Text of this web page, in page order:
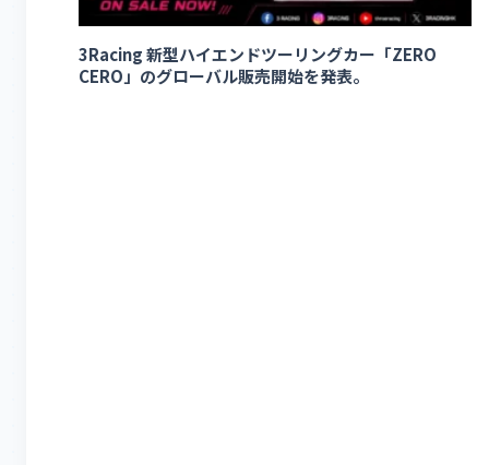
3Racing 新型ハイエンドツーリングカー「ZERO
CERO」のグローバル販売開始を発表。